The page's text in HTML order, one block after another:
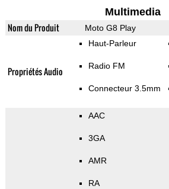
Multimedia
Nom du Produit Moto G8 Play
Propriétés Audio
Haut-Parleur
Radio FM
Connecteur 3.5mm
AAC
3GA
AMR
RA